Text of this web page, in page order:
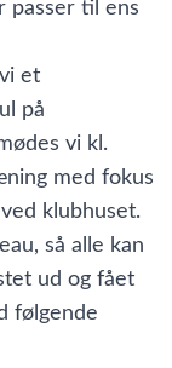
passer til ens
et
på
vi kl.
med fokus
klubhuset.
så alle kan
ud og fået
følgende